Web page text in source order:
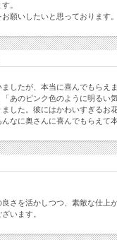
。
願いしたいと思っております。
ましたが、本当に喜んでもらえ
あのピンク色のように明るい
した。彼にはかわいすぎるお
なに奥さんに喜んでもらえて
さを活かしつつ、素敵な仕上が
います。